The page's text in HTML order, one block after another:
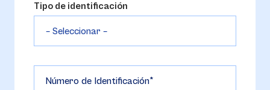
Tipo de identificación
Número de Identificación